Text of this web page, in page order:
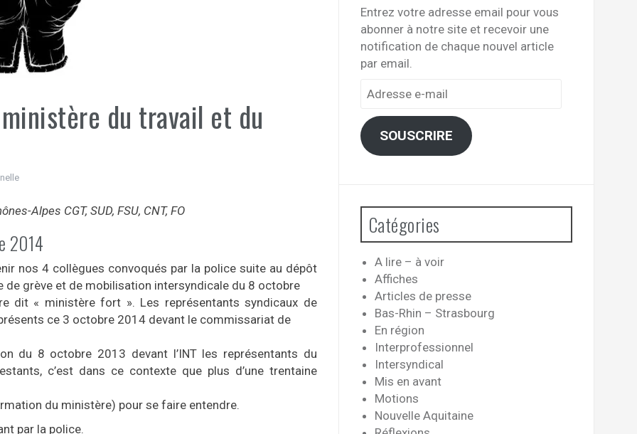
du travail et du
Alpes CGT, SUD, FSU, CNT, FO
2014
nos 4 collègues convoqués par la police suite au dépôt
de grève et de mobilisation intersyndicale du 8 octobre
dit « ministère fort ». Les représentants syndicaux de
ce 3 octobre 2014 devant le commissariat de
du 8 octobre 2013 devant l’INT les représentants du
c’est dans ce contexte que plus d’une trentaine
du ministère) pour se faire entendre.
par la police.
Entrez votre adresse email pour vous
abonner à notre site et recevoir une
notification de chaque nouvel article
par email.
Adresse
mail
SOUSCRIRE
Catégories
A lire – à voir
Affiches
Articles de presse
Bas-Rhin – Strasbourg
En région
Interprofessionnel
Intersyndical
Mis en avant
Motions
Nouvelle Aquitaine